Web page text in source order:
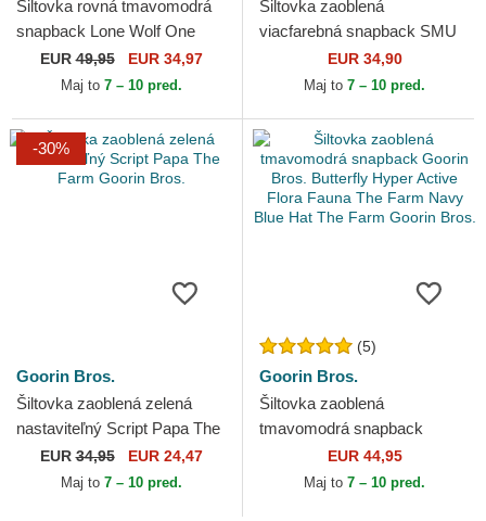
Šiltovka rovná tmavomodrá
snapback Lone Wolf One
Pack The Farm Flats The
Farm Goorin Bros.
EUR49,95 EUR 34,97
Maj to 7 – 10 pred.
Šiltovka zaoblená
viacfarebná snapback SMU
PAPA Otec Šmolko
Šmolkovia Capslab
EUR 34,90
Maj to 7 – 10 pred.
-30%
Goorin Bros.
Šiltovka zaoblená zelená
nastaviteľný Script Papa The
Farm Goorin Bros.
EUR34,95 EUR 24,47
Maj to 7 – 10 pred.
(5)
Goorin Bros.
Šiltovka zaoblená
tmavomodrá snapback
Goorin Bros. Butterfly Hyper
Active Flora Fauna The
EUR 44,95
Maj to 7 – 10 pred.